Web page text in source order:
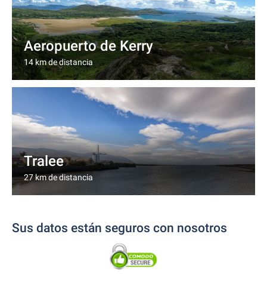
Aeropuerto de Kerry
14 km de distancia
Tralee
27 km de distancia
Sus datos están seguros con nosotros